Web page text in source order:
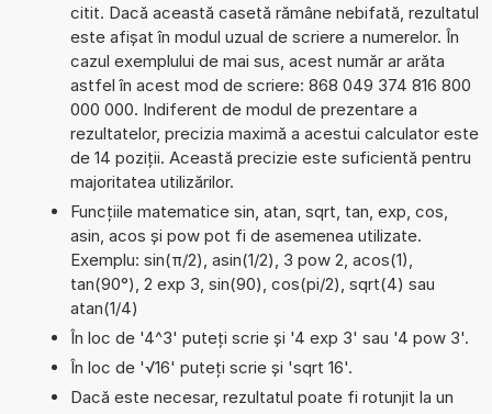
citit. Dacă această casetă rămâne nebifată, rezultatul
este afișat în modul uzual de scriere a numerelor. În
cazul exemplului de mai sus, acest număr ar arăta
astfel în acest mod de scriere: 868 049 374 816 800
000 000. Indiferent de modul de prezentare a
rezultatelor, precizia maximă a acestui calculator este
de 14 poziții. Această precizie este suficientă pentru
majoritatea utilizărilor.
Funcțiile matematice sin, atan, sqrt, tan, exp, cos,
asin, acos și pow pot fi de asemenea utilizate.
Exemplu: sin(π/2), asin(1/2), 3 pow 2, acos(1),
tan(90°), 2 exp 3, sin(90), cos(pi/2), sqrt(4) sau
atan(1/4)
În loc de '4^3' puteți scrie și '4 exp 3' sau '4 pow 3'.
În loc de '√16' puteți scrie și 'sqrt 16'.
Dacă este necesar, rezultatul poate fi rotunjit la un